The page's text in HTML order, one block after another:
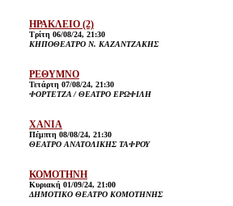
ΗΡΑΚΛΕΙΟ(2)
Τρίτη 06/08/24, 21:30
ΚΗΠΟΘΕΑΤΡΟ Ν. ΚΑΖΑΝΤΖΑΚΗΣ
ΡΕΘΥΜΝΟ
Τετάρτη 07/08/24, 21:30
ΦΟΡΤΕΤΖΑ / ΘΕΑΤΡΟ ΕΡΩΦΙΛΗ
ΧΑΝΙΑ
Πέμπτη 08/08/24, 21:30
ΘΕΑΤΡΟ ΑΝΑΤΟΛΙΚΗΣ ΤΑΦΡΟΥ
ΚΟΜΟΤΗΝΗ
Κυριακή 01/09/24, 21:00
ΔΗΜΟΤΙΚΟ ΘΕΑΤΡΟ ΚΟΜΟΤΗΝΗΣ